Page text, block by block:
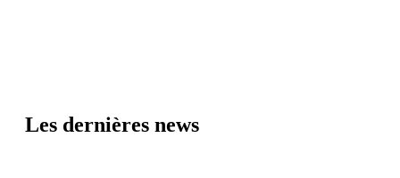
Les dernières news